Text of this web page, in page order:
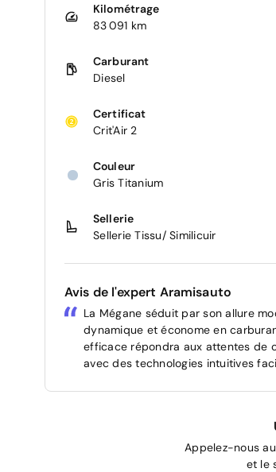
Kilométrage
83 091 km
Carburant
Diesel
Certificat
Crit'Air 2
Couleur
Gris Titanium
Sellerie
Sellerie Tissu/ Similicuir
Avis de l'expert Aramisauto
La Mégane séduit par son allure
dynamique et économe en
efficace répondra aux attentes de
avec des technologies intuitives
Appelez-nous au
et le